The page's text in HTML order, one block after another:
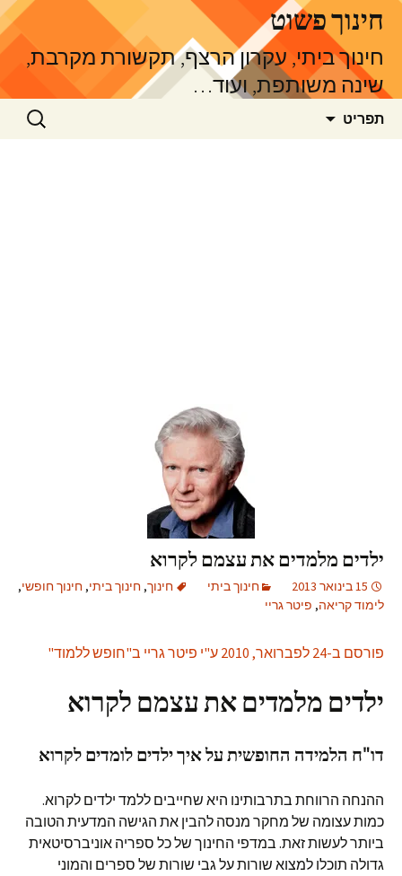
לדלג
לתוכןחינוך פשוט
חינוך ביתי, עקרון הרצף, תקשורת מקרבת,
שינה משותפת, ועוד…
תפריט חיפוש:
ילדים מלמדים את עצמם לקרוא
15 בינואר 2013 חינוך ביתי חינוך, חינוך ביתי, חינוך חופשי,
לימוד קריאה, פיטר גריי
פורסם ב-24 לפברואר, 2010 ע"י פיטר גריי ב"חופש ללמוד"
ילדים מלמדים את עצמם לקרוא
דו"ח הלמידה החופשית על איך ילדים לומדים לקרוא
ההנחה הרווחת בתרבותינו היא שחייבים ללמד ילדים לקרוא.
כמות עצומה של מחקר מנסה להבין את הגישה המדעית הטובה
ביותר לעשות זאת. במדפי החינוך של כל ספריה אוניברסיטאית
גדולה תוכלו למצוא שורות על גבי שורות של ספרים והמוני